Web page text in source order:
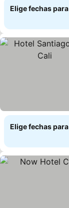
Elige fechas
Elige fechas